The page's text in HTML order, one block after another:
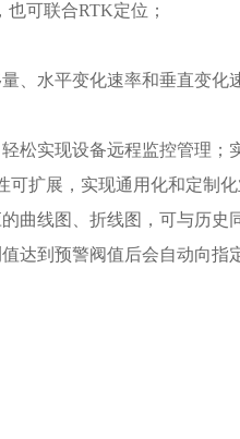
可联合RTK定位；
、水平变化速率和垂直变化
松实现设备远程监控管理；
扩展，实现通用化和定制化
曲线图、折线图，可与历史
达到预警阀值后会自动向指